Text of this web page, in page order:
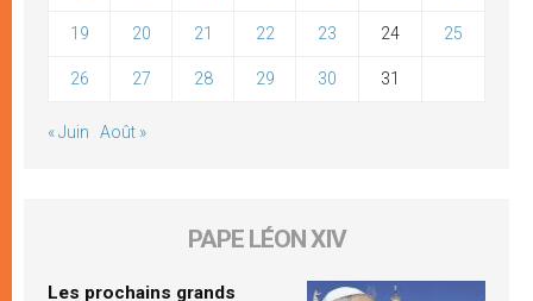
19 20 21 22 23 24 25
26 27 28 29 30 31
« Juin Août »
PAPE LÉON XIV
Les prochains grands